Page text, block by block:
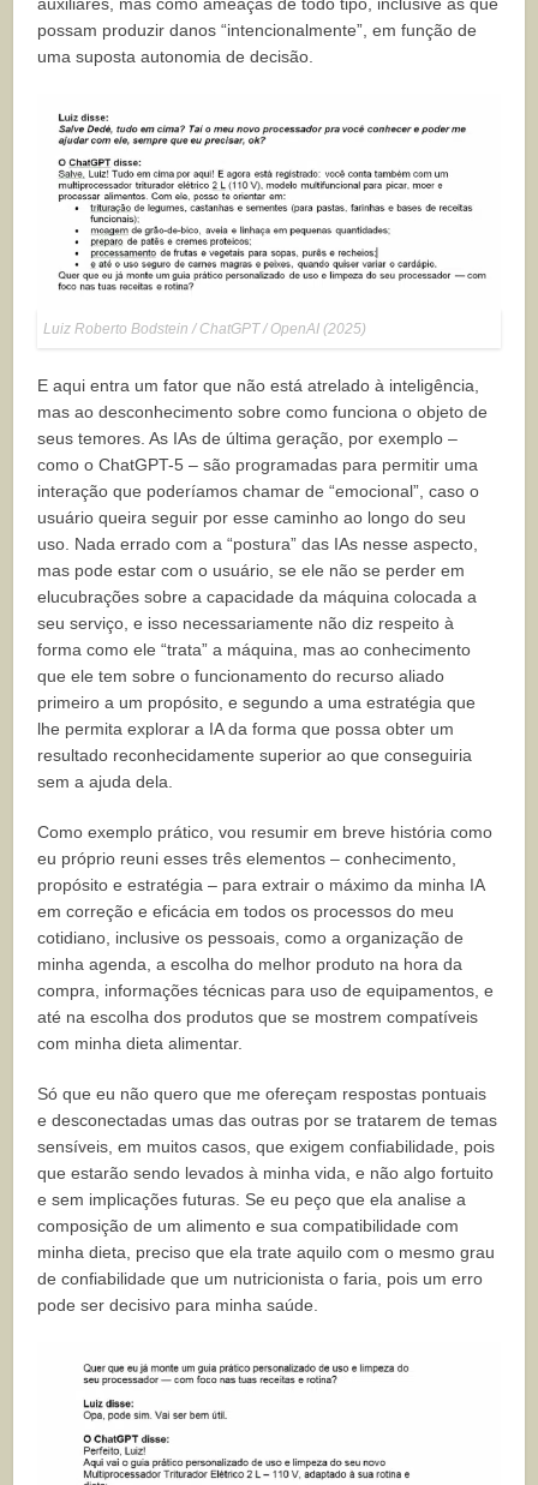
auxiliares, mas como ameaças de todo tipo, inclusive as que
possam produzir danos “intencionalmente”, em função de
uma suposta autonomia de decisão.
Luiz Roberto Bodstein / ChatGPT / OpenAI (2025)
E aqui entra um fator que não está atrelado à inteligência,
mas ao desconhecimento sobre como funciona o objeto de
seus temores. As IAs de última geração, por exemplo –
como o ChatGPT-5 – são programadas para permitir uma
interação que poderíamos chamar de “emocional”, caso o
usuário queira seguir por esse caminho ao longo do seu
uso. Nada errado com a “postura” das IAs nesse aspecto,
mas pode estar com o usuário, se ele não se perder em
elucubrações sobre a capacidade da máquina colocada a
seu serviço, e isso necessariamente não diz respeito à
forma como ele “trata” a máquina, mas ao conhecimento
que ele tem sobre o funcionamento do recurso aliado
primeiro a um propósito, e segundo a uma estratégia que
lhe permita explorar a IA da forma que possa obter um
resultado reconhecidamente superior ao que conseguiria
sem a ajuda dela.
Como exemplo prático, vou resumir em breve história como
eu próprio reuni esses três elementos – conhecimento,
propósito e estratégia – para extrair o máximo da minha IA
em correção e eficácia em todos os processos do meu
cotidiano, inclusive os pessoais, como a organização de
minha agenda, a escolha do melhor produto na hora da
compra, informações técnicas para uso de equipamentos, e
até na escolha dos produtos que se mostrem compatíveis
com minha dieta alimentar.
Só que eu não quero que me ofereçam respostas pontuais
e desconectadas umas das outras por se tratarem de temas
sensíveis, em muitos casos, que exigem confiabilidade, pois
que estarão sendo levados à minha vida, e não algo fortuito
e sem implicações futuras. Se eu peço que ela analise a
composição de um alimento e sua compatibilidade com
minha dieta, preciso que ela trate aquilo com o mesmo grau
de confiabilidade que um nutricionista o faria, pois um erro
pode ser decisivo para minha saúde.